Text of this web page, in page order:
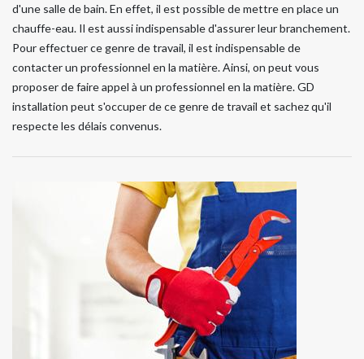
d'une salle de bain. En effet, il est possible de mettre en place un
chauffe-eau. Il est aussi indispensable d'assurer leur branchement.
Pour effectuer ce genre de travail, il est indispensable de
contacter un professionnel en la matière. Ainsi, on peut vous
proposer de faire appel à un professionnel en la matière. GD
installation peut s'occuper de ce genre de travail et sachez qu'il
respecte les délais convenus.